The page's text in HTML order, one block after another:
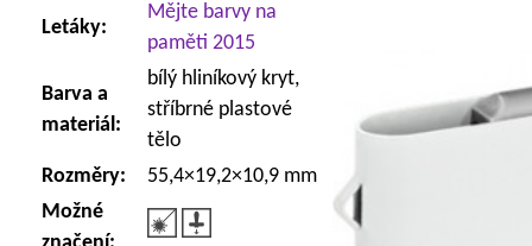
Letáky:
Mějte barvy na
paměti 2015
Barva a
materiál:
bílý hliníkový kryt,
stříbrné plastové
tělo
Rozměry:
55,4×19,2×10,9 mm
Možné